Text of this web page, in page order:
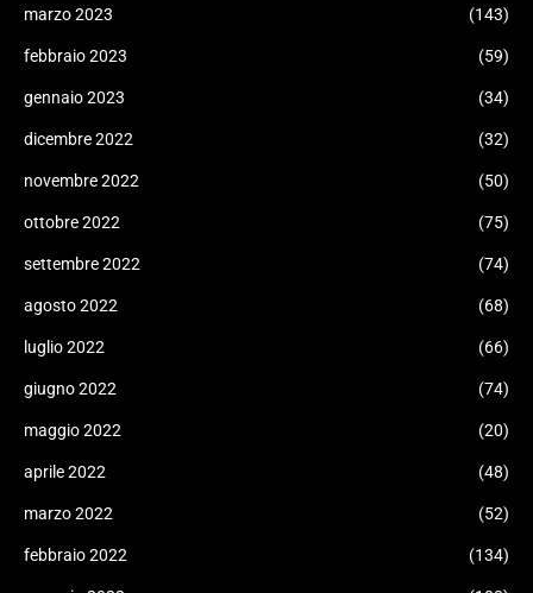
marzo 2023 (143)
febbraio 2023 (59)
gennaio 2023 (34)
dicembre 2022 (32)
novembre 2022 (50)
ottobre 2022 (75)
settembre 2022 (74)
agosto 2022 (68)
luglio 2022 (66)
giugno 2022 (74)
maggio 2022 (20)
aprile 2022 (48)
marzo 2022 (52)
febbraio 2022 (134)